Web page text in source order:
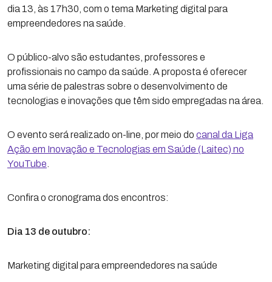
dia 13, às 17h30, com o tema Marketing digital para
empreendedores na saúde.
O público-alvo são estudantes, professores e
profissionais no campo da saúde. A proposta é oferecer
uma série de palestras sobre o desenvolvimento de
tecnologias e inovações que têm sido empregadas na área.
O evento será realizado on-line, por meio do canal da Liga
Ação em Inovação e Tecnologias em Saúde (Laitec) no
YouTube
Confira o cronograma dos encontros:
Dia 13 de outubro:
Marketing digital para empreendedores na saúde